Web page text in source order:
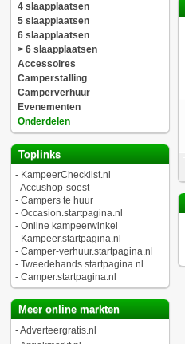
4 slaapplaatsen
5 slaapplaatsen
6 slaapplaatsen
> 6 slaapplaatsen
Accessoires
Camperstalling
Camperverhuur
Evenementen
Onderdelen
Toplinks
- KampeerChecklist.nl
-Accushop-soest
- Campers te huur
- Occasion.startpagina.nl
- Online kampeerwinkel
- Kampeer.startpagina.nl
- Camper-verhuur.startpagina.nl
- Tweedehands.startpagina.nl
- Camper.startpagina.nl
Meer online markten
-Adverteergratis.nl